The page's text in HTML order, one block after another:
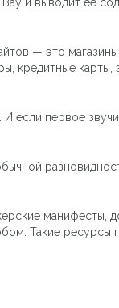
Bay и выводит ее
— это
кредитные
если первое
манифесты,
Такие ресурсы